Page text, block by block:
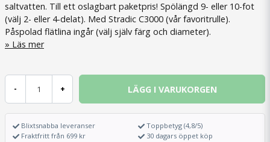
saltvatten. Till ett oslagbart paketpris! Spölängd 9- eller 10-fot
(välj 2- eller 4-delat). Med Stradic C3000 (vår favoritrulle).
Påspolad flätlina ingår (välj själv färg och diameter).
Läs mer
- + LÄGG I VARUKORGEN
Blixtsnabba leveranser
Fraktfritt från 699 kr
Toppbetyg (4,8/5)
30 dagars öppet köp